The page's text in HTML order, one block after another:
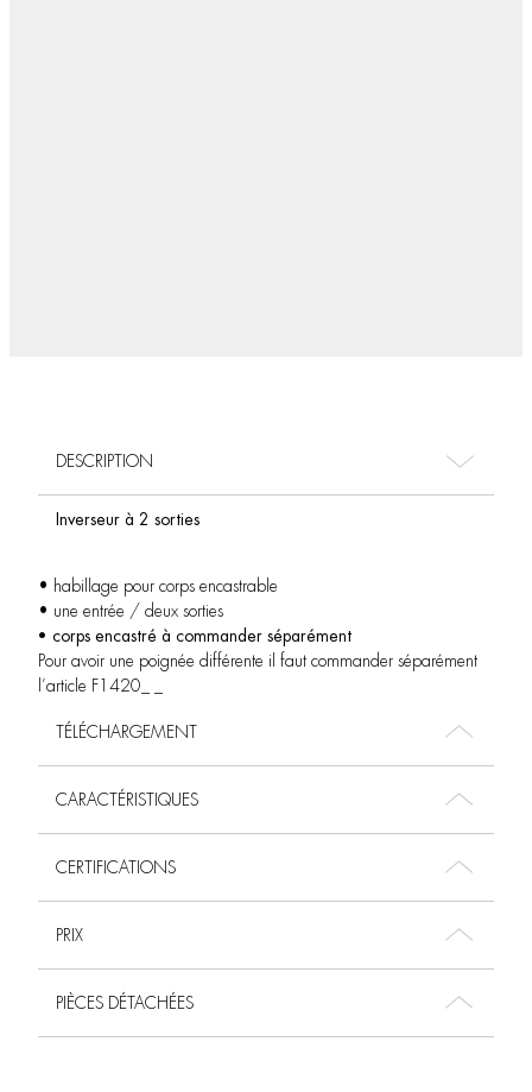
DESCRIPTION
Inverseur à 2 sorties
• habillage pour corps encastrable
• une entrée / deux sorties
• corps encastré à commander séparément
Pour avoir une poignée différente il faut commander séparément
l’article F1420_ _
TÉLÉCHARGEMENT
CARACTÉRISTIQUES
CERTIFICATIONS
PRIX
PIÈCES DÉTACHÉES